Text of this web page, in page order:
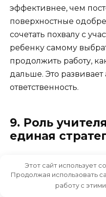
эффективнее, чем
поверхностные
сочетать похвалу с
ребенку самому
продолжить работу,
дальше. Это
ответственность.
9. Роль
единая
идти рука об руку с
Взаимная ясность
Этот сайт использует
Продолжая использовать
работу с